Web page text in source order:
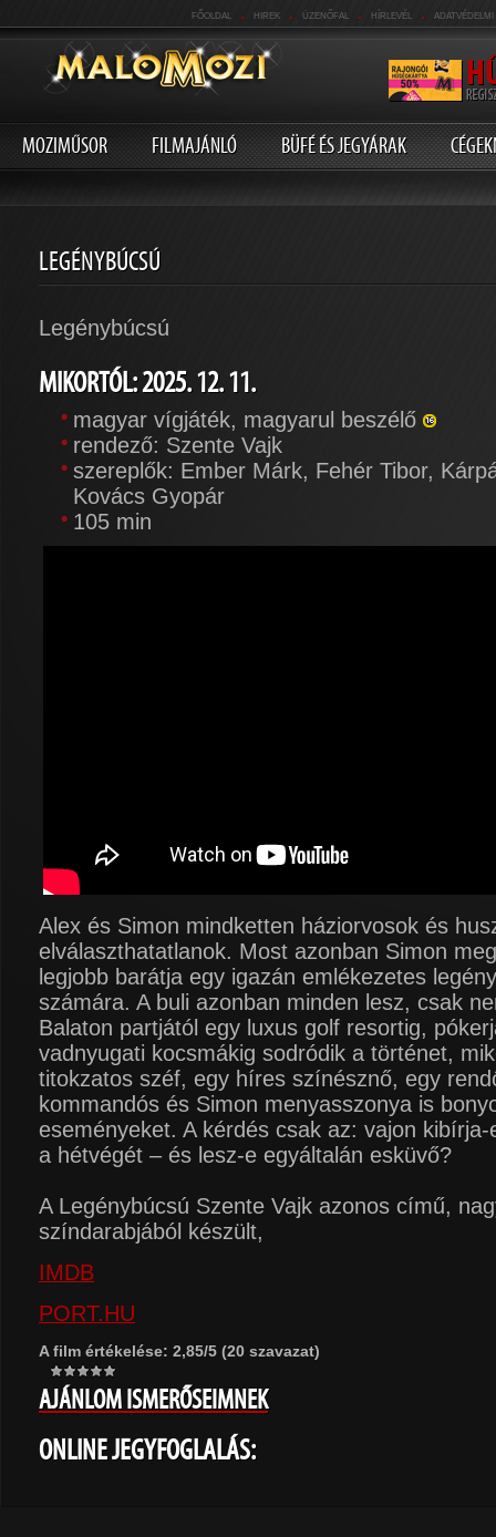
FŐOLDAL . HIREK . ÜZENŐFAL . HÍRLEVÉL . ADATVÉDELMI
MOZIMŰSOR FILMAJÁNLÓ BÜFÉ ÉS JEGYÁRAK
LEGÉNYBÚCSÚ
Legénybúcsú
MIKORTÓL: 2025. 12. 11.
magyar vígjáték, magyarul beszélő
rendező: Szente Vajk
szereplők: Ember Márk, Fehér Tibor,
Kovács Gyopár
105 min
Alex és Simon mindketten háziorvosok és
elválaszthatatlanok. Most azonban Simon
legjobb barátja egy igazán emlékezetes
számára. A buli azonban minden lesz, csak
Balaton partjától egy luxus golf resortig,
vadnyugati kocsmákig sodródik a történet,
titokzatos széf, egy híres színésznő, egy
kommandós és Simon menyasszonya is
eseményeket. A kérdés csak az: vajon
a hétvégét – és lesz-e egyáltalán esküvő?
A Legénybúcsú Szente Vajk azonos című,
színdarabjából készült,
IMDB
PORT.HU
A film értékelése: 2,85/5 (20 szavazat)
AJÁNLOM ISMERŐSEIMNEK
ONLINE JEGYFOGLALÁS: